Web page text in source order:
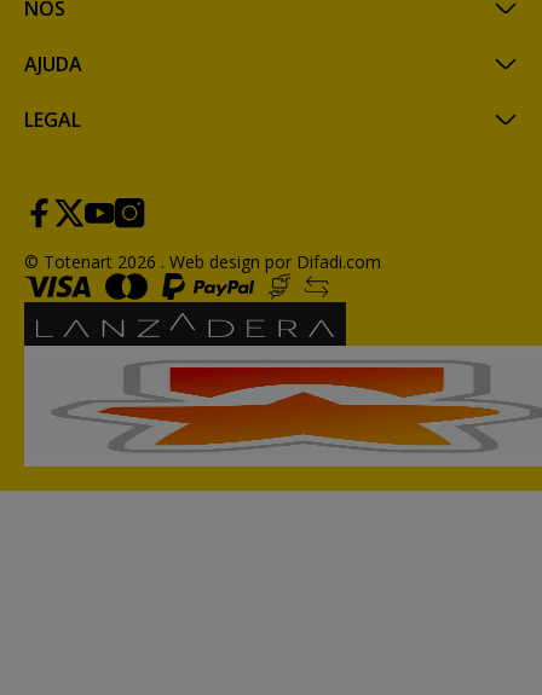
NÓS
AJUDA
LEGAL
© Totenart 2026 . Web design por Difadi.com